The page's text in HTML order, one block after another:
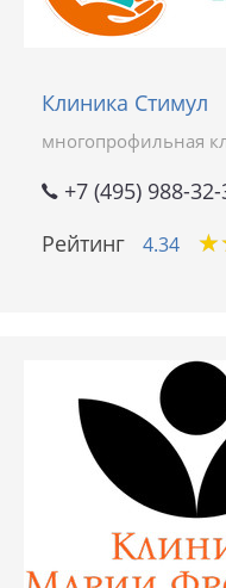
Клиника Стимул
многопрофильная
+7 (495) 988-32-
Рейтинг
4.34 ★
★